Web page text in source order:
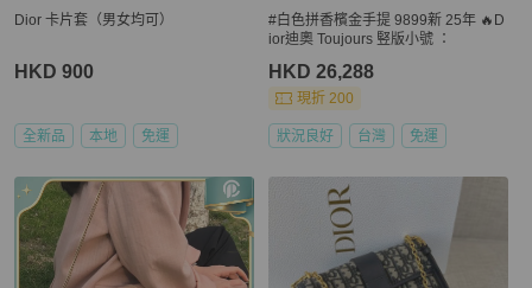
Dior 卡片套（男女均可）
HKD 900
全新品 本地 免運
#白色拼香檳金手提 9899新 25年 🔥D
ior迪奧 Toujours 竪版小號 ：
HKD 26,288
現折 200
狀況良好 台灣 免運